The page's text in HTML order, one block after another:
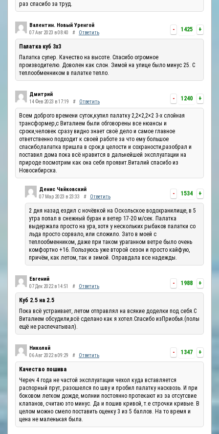
раз спасибо за труд.
- 1425 +
Валентин. Новый Уренгой
07 Авг 2023 в 08:40 # Ответить
Палатка куб 3х3
Палатка супер. Качество на высоте. Спасибо огромное
производителю. Доволен как слон. Зимой на улице было минус 25. С
теплообменником в палатке тепло.
- 1240 +
Дмитрий
14 Фев 2023 в 17:19 # Ответить
Всем доброго времени суток,купил палатку 2,2×2,2×2 3-х слойная
трансформер,с Виталием были обговорены все нюансы и
сроки,человек сразу видно знает своё дело и самое главное
ответственно подходит к своей работе за что ему большое
спасибо,палатка пришла в срок,в целости и сохраности,разобрал и
поставил дома пока всё нравится в дальнейшей эксплуатации на
природе посмотрим как она себя проявит.Виталий спасибо из
Новосибирска.
- 1534 +
Денис Чайковский
07 Мар 2023 в 23:33 # Ответить
2 дня назад ездил с ночёвкой на Оскольское водохранилище, в 5
утра попал в снежный буран и ветер 17-20 м/сек. Палатка
выдержала просто на ура, хотя у нескольких рыбаков палатки со
льда просто сорвало, или сложило. Зато в моей с
теплообменником, даже при таком ураганном ветре было очень
комфортно +16. Пользуюсь уже второй сезон и просто кайфую,
причём, как летом, так и зимой. Оправдала все надежды.
- 1988 +
Евгений
07 Дек 2022 в 14:51 # Ответить
Куб 2.5 на 2.5
Пока всё устраивает, летом отправлял на всякие доделки под себя.С
Виталием обсудили,всё сделано как я хотел.Спасибо изПриобья.(полы
ещё не распечатывал).
- 1347 +
Николай
06 Авг 2022 в 09:29 # Ответить
Качество пошива
Череч 4 года не частой эксплуатации чехол куда вставляется
распорный прут, разошелся по шву и пробил палатку насквозь. И при
боковом легком дожде, молнии постоянно протекают из за отсутсвие
клапанов, считаю это минус. Да и пошив кривой, т.е строчки кривые. В
целом можно смело поставить оценку 3 из 5 баллов. На то время и
цена не маленькая была.